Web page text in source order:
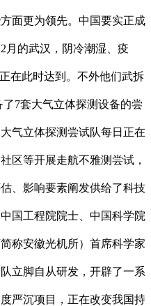
面更为领先。中国要实正成
月的武汉，阴冷潮湿、疫
在此时达到。不外他们武拆
7套大气立体探测设备的尝
气立体探测尝试队每日正在
区等开展走航不雅测尝试，
、影响要素阐发供给了科技
国工程院院士、中国科学院
称安徽光机所）首席科学家
立脚自从研发，开辟了一系
严沉项目，正在改变我国持